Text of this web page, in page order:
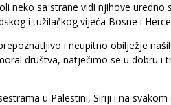
neko sa strane vidi njihove uredno
i tužilačkog vijeća Bosne i
i neupitno obilježje
društva, natječimo se u dobru i
u Palestini, Siriji i na